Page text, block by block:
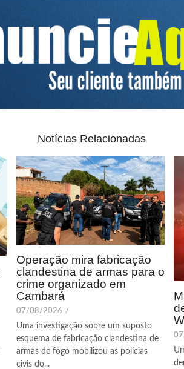
Notícias Relacionadas
Operação mira fabricação
clandestina de armas para o
crime organizado em
Cambará
07/08/2026 /
Uma investigação sobre um suposto
esquema de fabricação clandestina de
armas de fogo mobilizou as polícias
civis do...